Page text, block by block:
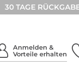
30 TAGE
Anmelden &
Vorteile erhalten